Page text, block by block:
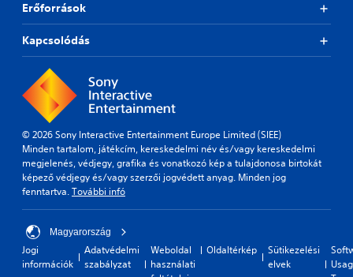
Erőforrások
Kapcsolódás
© 2026 Sony Interactive Entertainment Europe Limited (SIEE)
Minden tartalom, játékcím, kereskedelmi név és/vagy kereskedelmi
megjelenés, védjegy, grafika és vonatkozó kép a tulajdonosa birtokát
képező védjegy és/vagy szerzői jogvédett anyag. Minden jog
fenntartva.További infó
Magyarország
Jogi
információk
Adatvédelmi
szabályzat
Weboldal
használati
Oldaltérkép
Sütikezelési
elvek